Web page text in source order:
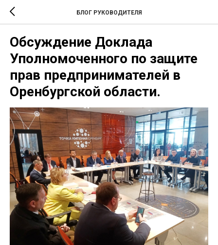
БЛОГ РУКОВОДИТЕЛЯ
Обсуждение Доклада
Уполномоченного по защите
прав предпринимателей в
Оренбургской области.